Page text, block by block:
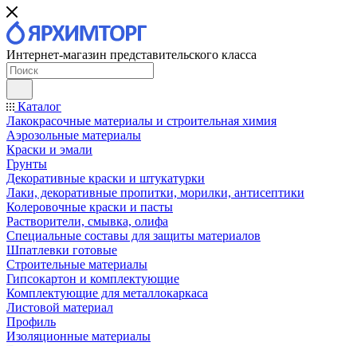
Интернет-магазин представительского класса
Каталог
Лакокрасочные материалы и строительная химия
Аэрозольные материалы
Краски и эмали
Грунты
Декоративные краски и штукатурки
Лаки, декоративные пропитки, морилки, антисептики
Колеровочные краски и пасты
Растворители, смывка, олифа
Специальные составы для защиты материалов
Шпатлевки готовые
Строительные материалы
Гипсокартон и комплектующие
Комплектующие для металлокаркаса
Листовой материал
Профиль
Изоляционные материалы